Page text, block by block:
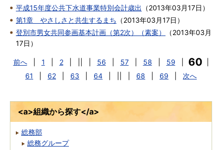
平成15年度公共下水道事業特別会計歳出
（2013年03月17日 ）
第1章 やさしさと共生するまち （2013年03月17日 ）
登別市男女共同参画基本計画（第2次）（素案）
（2013年03月
17日 ）
前へ 1 2 56 57 58 59 60
61
62 63 64 68 69 次へ
<a>組織から探す</a>
総務部
総務グループ